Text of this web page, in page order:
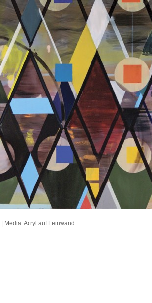
| Media:Acryl auf Leinwand